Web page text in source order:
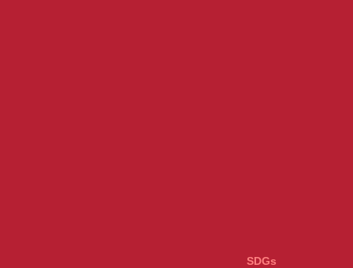
SDGs